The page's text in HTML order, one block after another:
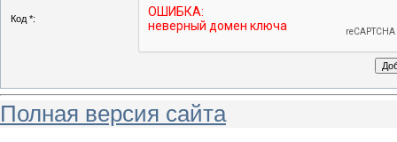
Код *:
Полная версия сайта